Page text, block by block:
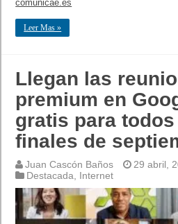
comunicae.es
Leer Mas »
Llegan las
premium en
gratis para
finales de
Juan Cascón Baños
29 abril,
Destacada
Internet